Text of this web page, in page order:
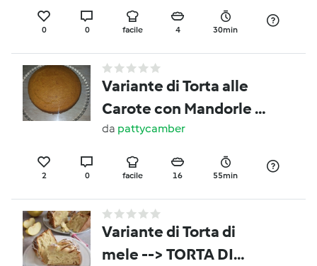
0 0 facile 4 30min
Variante di Torta alle
Carote con Mandorle e
Noci (SANA)
da pattycamber
2 0 facile 16 55min
Variante di Torta di
mele --> TORTA DI